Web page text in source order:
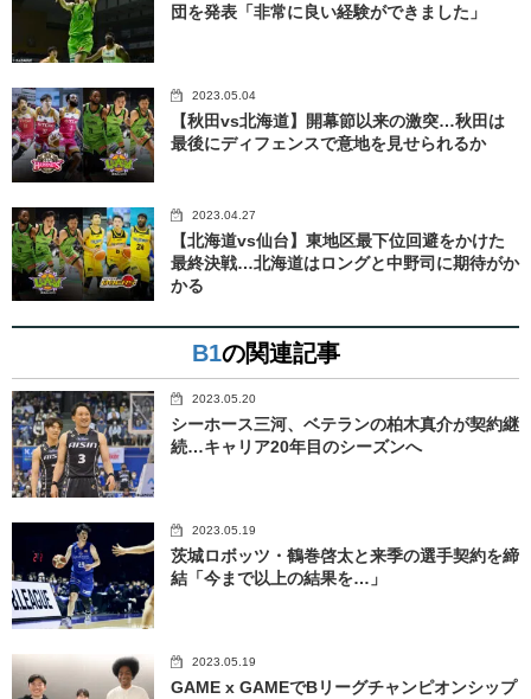
団を発表「非常に良い経験ができました」
2023.05.04
【秋田vs北海道】開幕節以来の激突…秋田は
最後にディフェンスで意地を見せられるか
2023.04.27
【北海道vs仙台】東地区最下位回避をかけた
最終決戦…北海道はロングと中野司に期待がか
かる
B1の関連記事
2023.05.20
シーホース三河、ベテランの柏木真介が契約継
続…キャリア20年目のシーズンへ
2023.05.19
茨城ロボッツ・鶴巻啓太と来季の選手契約を締
結「今まで以上の結果を…」
2023.05.19
GAME x GAMEでBリーグチャンピオンシップ